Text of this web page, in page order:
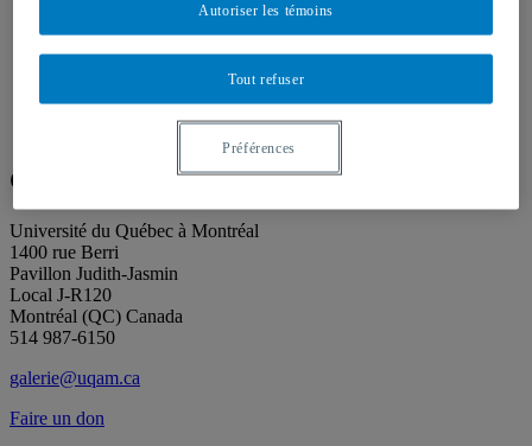
Proposition de projet
Partenaires
Recherche
Galerie de l’UQAM
Université du Québec à Montréal
1400 rue Berri
Pavillon Judith-Jasmin
Local J-R120
Montréal (QC) Canada
514 987-6150
galerie@uqam.ca
Faire un don
Tout refuser
Autoriser les témoins
Préférences